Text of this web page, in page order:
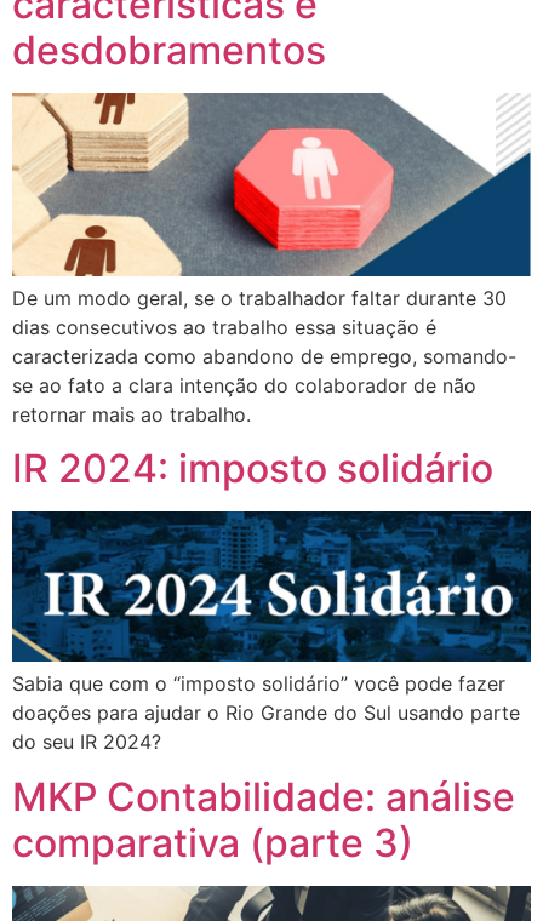
desdobramentos
De um modo geral, se o trabalhador faltar durante 30
dias consecutivos ao trabalho essa situação é
caracterizada como abandono de emprego, somando-
se ao fato a clara intenção do colaborador de não
retornar mais ao trabalho.
IR 2024: imposto solidário
Sabia que com o “imposto solidário” você pode fazer
doações para ajudar o Rio Grande do Sul usando parte
do seu IR 2024?
MKP Contabilidade: análise
comparativa (parte 3)